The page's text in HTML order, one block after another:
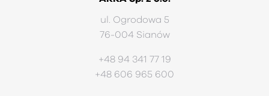
ul. Ogrodowa 5
76-004 Sianów
+48 94 341 77 19
+48 606 965 600